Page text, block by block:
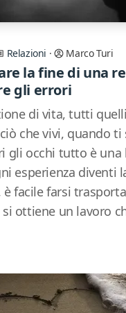
Relazioni · Marco Turi
la fine di una
gli errori
di vita, tutti
che vivi, quando ti
gli occhi tutto è una
esperienza diventi
facile farsi
ottiene un lavoro